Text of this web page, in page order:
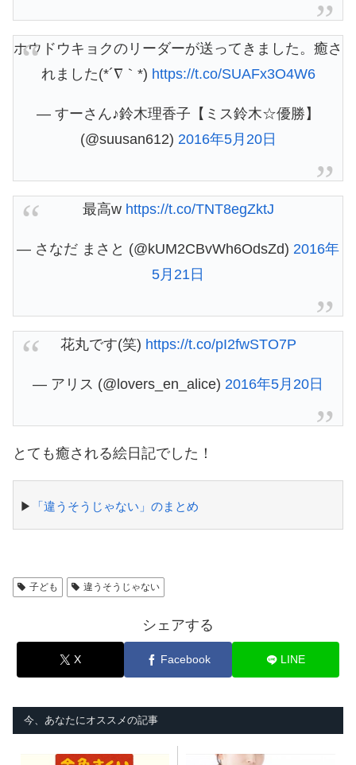
ホウドウキョクのリーダーが送ってきました。癒さ
れました(*´∇｀*) https://t.co/SUAFx3O4W6
— すーさん♪鈴木理香子【ミス鈴木☆優勝】
(@suusan612) 2016年5月20日
最高w https://t.co/TNT8egZktJ
— さなだ まさと (@kUM2CBvWh6OdsZd) 2016年
5月21日
花丸です(笑) https://t.co/pI2fwSTO7P
— アリス (@lovers_en_alice) 2016年5月20日
とても癒される絵日記でした！
▶ 「違うそうじゃない」のまとめ
子ども 違うそうじゃない
シェアする
X Facebook LINE
今、あなたにオススメの記事